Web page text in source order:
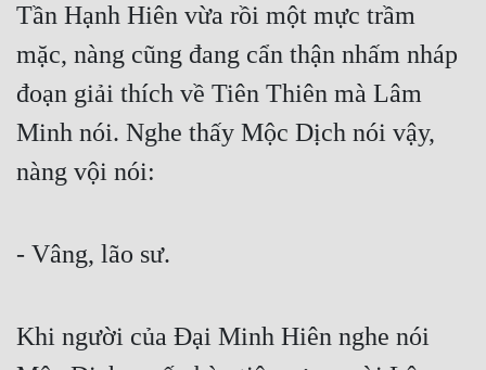
Tần Hạnh Hiên vừa rồi một mực trầm
mặc, nàng cũng đang cẩn thận nhấm nháp
đoạn giải thích về Tiên Thiên mà Lâm
Minh nói. Nghe thấy Mộc Dịch nói vậy,
nàng vội nói:
- Vâng, lão sư.
Khi người của Đại Minh Hiên nghe nói